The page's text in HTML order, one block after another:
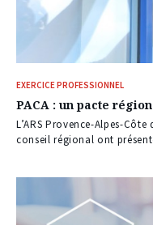
EXERCICE PROFESSIONNEL
PACA : un pacte
L’ARS Provence-Alpes-
conseil régional ont